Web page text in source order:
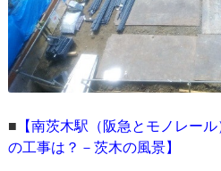
■ 【南茨木駅（阪急とモノレー
の工事は？－茨木の風景】